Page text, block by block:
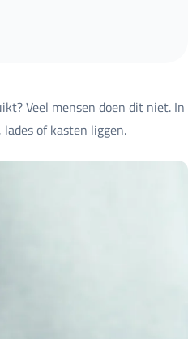
Veel mensen doen dit niet. In
of kasten liggen.